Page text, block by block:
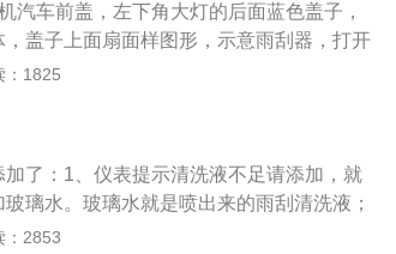
可以消除玻璃表面的电荷，并具有抗静电
润滑作用，减少刮水器与玻璃之间的摩
汽车前盖，左下角大灯的后面蓝色盖子，
盖子上面扇面样图形，示意雨刮器，打开
泡沫了，可以掺点洗洁精；2、雨刮水分
里备上几粒。如果在气候恶劣天气寒冷的
果好一点的；3、液态雨刮水：先倒入雨
让雨刮水充分溶解均匀，雨刮水一般为蓝
，比例太高喷洗时会产生太多泡沫遮挡驾
比率大约1粒23升水就行。
：1825
了：1、仪表提示清洗液不足请添加，就
璃水。玻璃水就是喷出来的雨刮清洗液；
没了，喷不出水了，车子检测到没水了，
：2853